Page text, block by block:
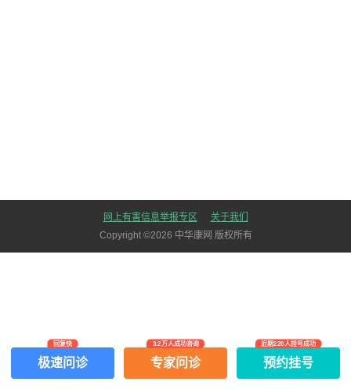
网上有害信息举报专区
关于我们
Copyright ©2026 中华康网 版权所有
极速问诊
回复快
专家问诊
3.2万人成功咨询
预约挂号
近期228人挂号成功